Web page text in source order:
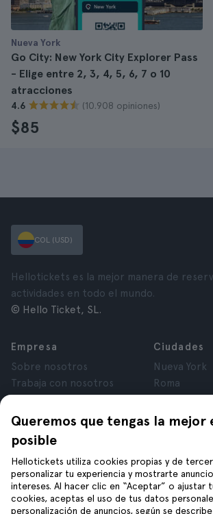
Nueva York
Go City: New York City Explorer Pass
- Elige entre 2, 3, 4, 5, 6, 7 o 10
atracciones
4.6 (10.908 opiniones)
$85
Queremos que tengas la mejor
posible
Hellotickets utiliza cookies propias y de
personalizar tu experiencia y mostrarte
intereses. Al hacer clic en “Aceptar” o ajustar
cookies, aceptas el uso de tus datos
personalización de anuncios, según se
COL (USD)
Hellotickets es la mejor manera de
actividades en todo el mundo.
© Hello Ticket, SL.
Empresa
Sobre nosotros
Trabaja con nosotros
Opiniones
Privacidad
Términos y Condiciones
Aviso Legal
Cookies
Ciudades
Nueva York
Roma
Londres
Granada
Tenerife